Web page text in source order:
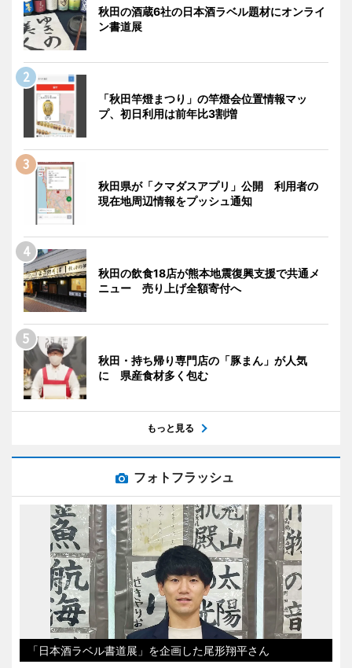
秋田の酒蔵6社の日本酒ラベル題材にオンライ
ン書道展
「秋田竿燈まつり」の竿燈会位置情報マッ
プ、初日利用は前年比3割増
秋田県が「クマダスアプリ」公開 利用者の
現在地周辺情報をプッシュ通知
秋田の飲食18店が熊本地震復興支援で共通メ
ニュー 売り上げ全額寄付へ
秋田・持ち帰り専門店の「豚まん」が人気
に 県産食材多く包む
もっと見る
フォトフラッシュ
「日本酒ラベル書道展」を企画した尾形翔平さん